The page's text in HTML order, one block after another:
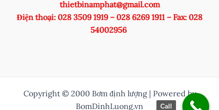
thietbinamphat@gmail.com
Điện thoại: 028 3509 1919 – 028 6269 1911 – Fax: 028
54002956
Copyright © 2000 Bơm định lượng | Powered by
BomDinhLuong.vn
Call